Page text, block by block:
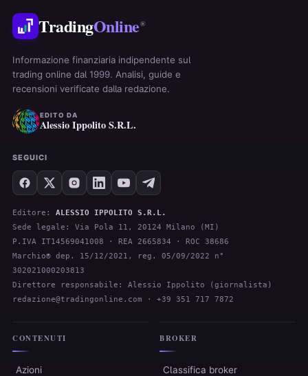
TradingOnline®
Informazione finanziaria indipendente sul
trading online dal 1999. Analisi, guide e
recensioni verificate dalla redazione.
EDITO DA
Alessio Ippolito S.R.L.
SEGUICI
Editore: ALESSIO IPPOLITO S.R.L.
Sede legale: Via Pola 11, 20124 Milano (MI)
P.IVA IT14569041008 · REA 2665834 · ROC 38686
Marchio® dep. 15/12/2021, reg. 05/09/2022 n°
302021000203813
Direttore responsabile: Alessio Ippolito (giornalista)
redazione@tradingonline.com · +39 351 717 7872
CONTENUTI
Azioni
BROKER
Classifica broker